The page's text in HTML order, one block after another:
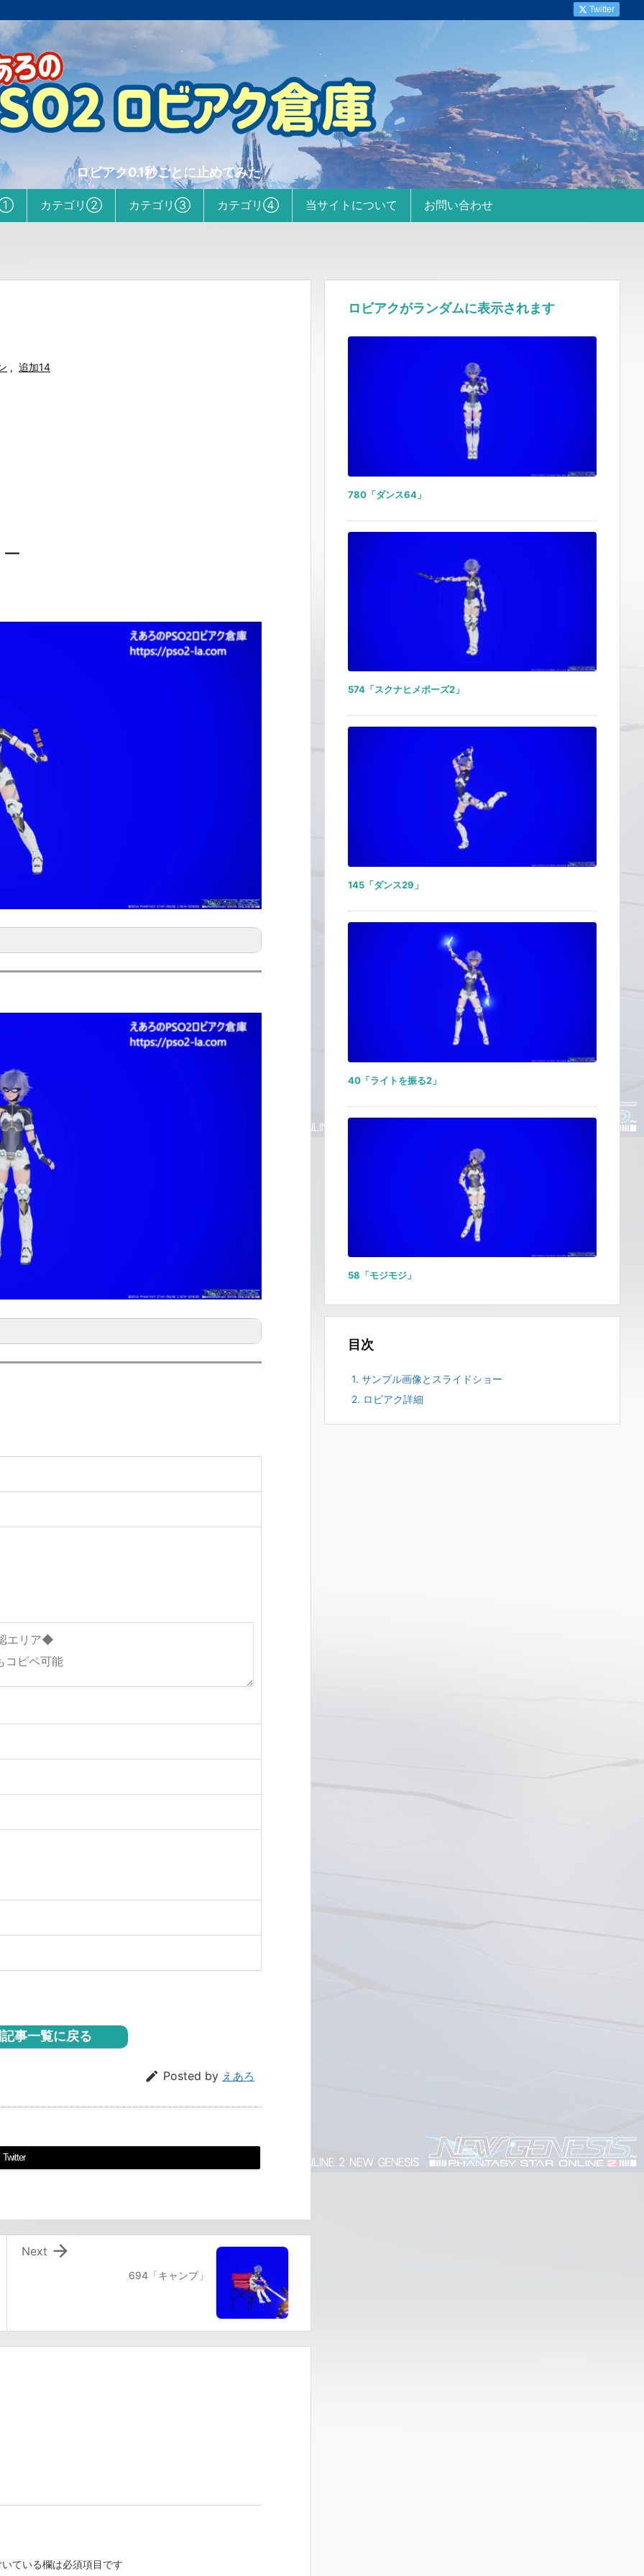
ロビアク0.1秒ごとに止めてみた
① カテゴリ② カテゴリ③ カテゴリ④ 当サイトについて お問い合わせ
Twitter
, 追加14
事一覧に戻る
 Posted by えあろ
Twitter
694「キャンプ」

Next
ている欄は必須項目です
ロビアクがランダムに表示されます
780「ダンス64」
574「スクナヒメポーズ2」
145「ダンス29」
40「ライトを振る2」
58「モジモジ」
目次
1. サンプル画像とスライドショー
2. ロビアク詳細